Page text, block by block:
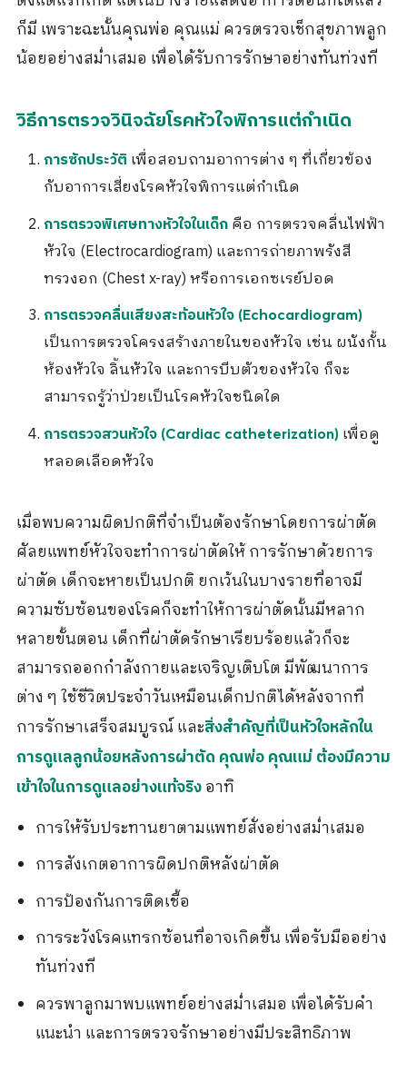
ก็มี เพราะฉะนั้นคุณพ่อ คุณแม่ ควรตรวจเช็กสุขภาพลูก
น้อยอย่างสม่ำเสมอ เพื่อได้รับการรักษาอย่างทันท่วงที
วิธีการตรวจวินิจฉัยโรคหัวใจพิการแต่กำเนิด
การซักประวัติ เพื่อสอบถามอาการต่าง ๆ ที่เกี่ยวข้อง
กับอาการเสี่ยงโรคหัวใจพิการแต่กำเนิด
การตรวจพิเศษทางหัวใจในเด็กคือ การตรวจคลื่นไฟฟ้า
หัวใจ (Electrocardiogram) และการถ่ายภาพรังสี
ทรวงอก (Chest x-ray) หรือการเอกซเรย์ปอด
การตรวจคลื่นเสียงสะท้อนหัวใจ (Echocardiogram)
เป็นการตรวจโครงสร้างภายในของหัวใจ เช่น ผนังกั้น
ห้องหัวใจ ลิ้นหัวใจ และการบีบตัวของหัวใจ ก็จะ
สามารถรู้ว่าป่วยเป็นโรคหัวใจชนิดใด
การตรวจสวนหัวใจ (Cardiac catheterization) เพื่อดู
หลอดเลือดหัวใจ
เมื่อพบความผิดปกติที่จำเป็นต้องรักษาโดยการผ่าตัด
ศัลยแพทย์หัวใจจะทำการผ่าตัดให้ การรักษาด้วยการ
ผ่าตัด เด็กจะหายเป็นปกติ ยกเว้นในบางรายที่อาจมี
ความซับซ้อนของโรคก็จะทำให้การผ่าตัดนั้นมีหลาก
หลายขั้นตอน เด็กที่ผ่าตัดรักษาเรียบร้อยแล้วก็จะ
สามารถออกกำลังกายและเจริญเติบโต มีพัฒนาการ
ต่าง ๆ ใช้ชีวิตประจำวันเหมือนเด็กปกติได้หลังจากที่
การรักษาเสร็จสมบูรณ์ และสิ่งสำคัญที่เป็นหัวใจหลักใน
การดูแลลูกน้อยหลังการผ่าตัด คุณพ่อ คุณแม่ ต้องมีความ
เข้าใจในการดูแลอย่างแท้จริง อาทิ
การให้รับประทานยาตามแพทย์สั่งอย่างสม่ำเสมอ
การสังเกตอาการผิดปกติหลังผ่าตัด
การป้องกันการติดเชื้อ
การระวังโรคแทรกซ้อนที่อาจเกิดขึ้น เพื่อรับมืออย่าง
ทันท่วงที
ควรพาลูกมาพบแพทย์อย่างสม่ำเสมอ เพื่อได้รับคำ
แนะนำ และการตรวจรักษาอย่างมีประสิทธิภาพ